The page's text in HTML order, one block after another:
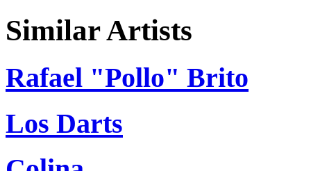
Similar Artists
Rafael "Pollo" Brito
Los Darts